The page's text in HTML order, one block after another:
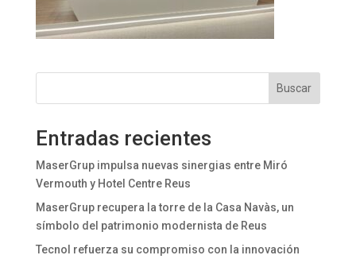
Buscar
Entradas recientes
MaserGrup impulsa nuevas sinergias entre Miró
Vermouth y Hotel Centre Reus
MaserGrup recupera la torre de la Casa Navàs, un
símbolo del patrimonio modernista de Reus
Tecnol refuerza su compromiso con la innovación